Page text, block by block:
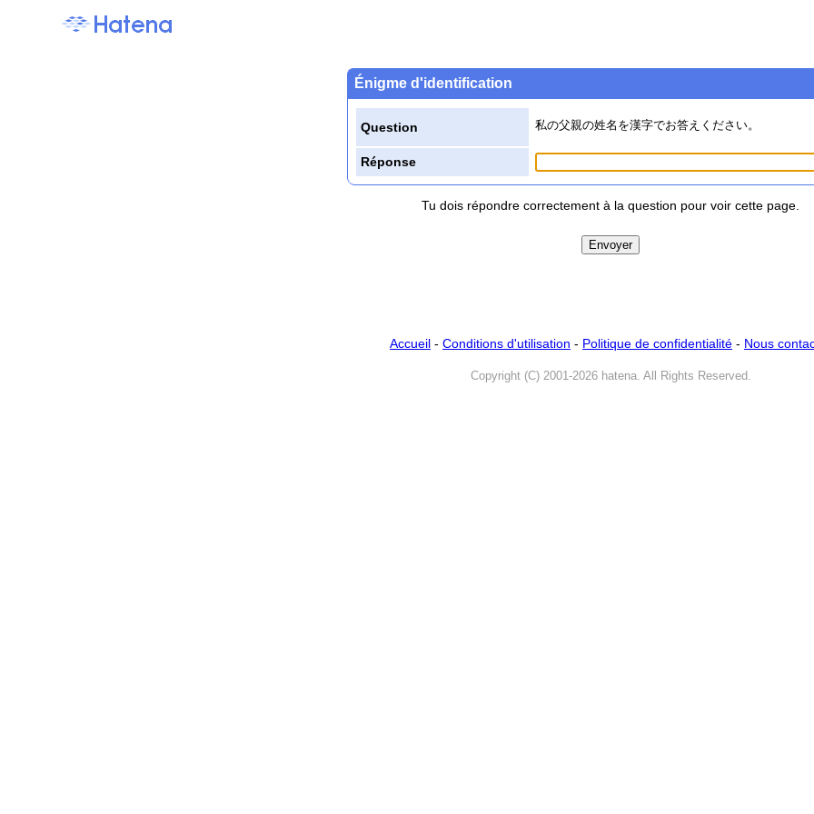
Énigme d'identification
Question 私の父親の姓名を漢字でお答えください。
Réponse
Tu dois répondre correctement à la question pour voir cette page.
Accueil - Conditions d'utilisation - Politique de confidentialité - Nous
Copyright (C) 2001-2026 hatena. All Rights Reserved.